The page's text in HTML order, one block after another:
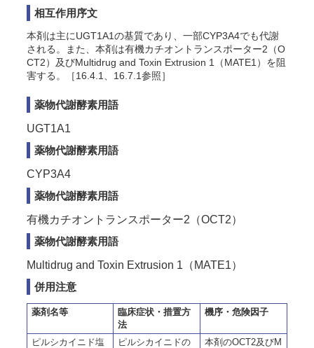
相互作用序文
本剤は主にUGT1A1の基質であり、一部CYP3A4でも代謝
される。また、本剤は有機カチオントランスポーター2（O
CT2）及びMultidrug and Toxin Extrusion 1（MATE1）を阻
害する。［16.4.1、16.7.1参照］
薬物代謝酵素用語
UGT1A1
薬物代謝酵素用語
CYP3A4
薬物代謝酵素用語
有機カチオントランスポーター2（OCT2）
薬物代謝酵素用語
Multidrug and Toxin Extrusion 1（MATE1）
併用注意
薬剤名等
臨床症状・措置方
法
機序・危険因子
ピルシカイニド塩
ピルシカイニドの
本剤のOCT2及びM